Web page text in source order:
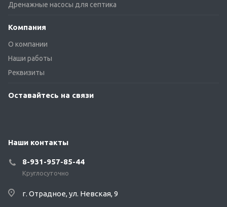
Дренажные насосы для септика
Компания
О компании
Наши работы
Реквизиты
Оставайтесь на связи
Наши контакты
8-931-957-85-44
Круглосуточно
г. Отрадное, ул. Невская, 9